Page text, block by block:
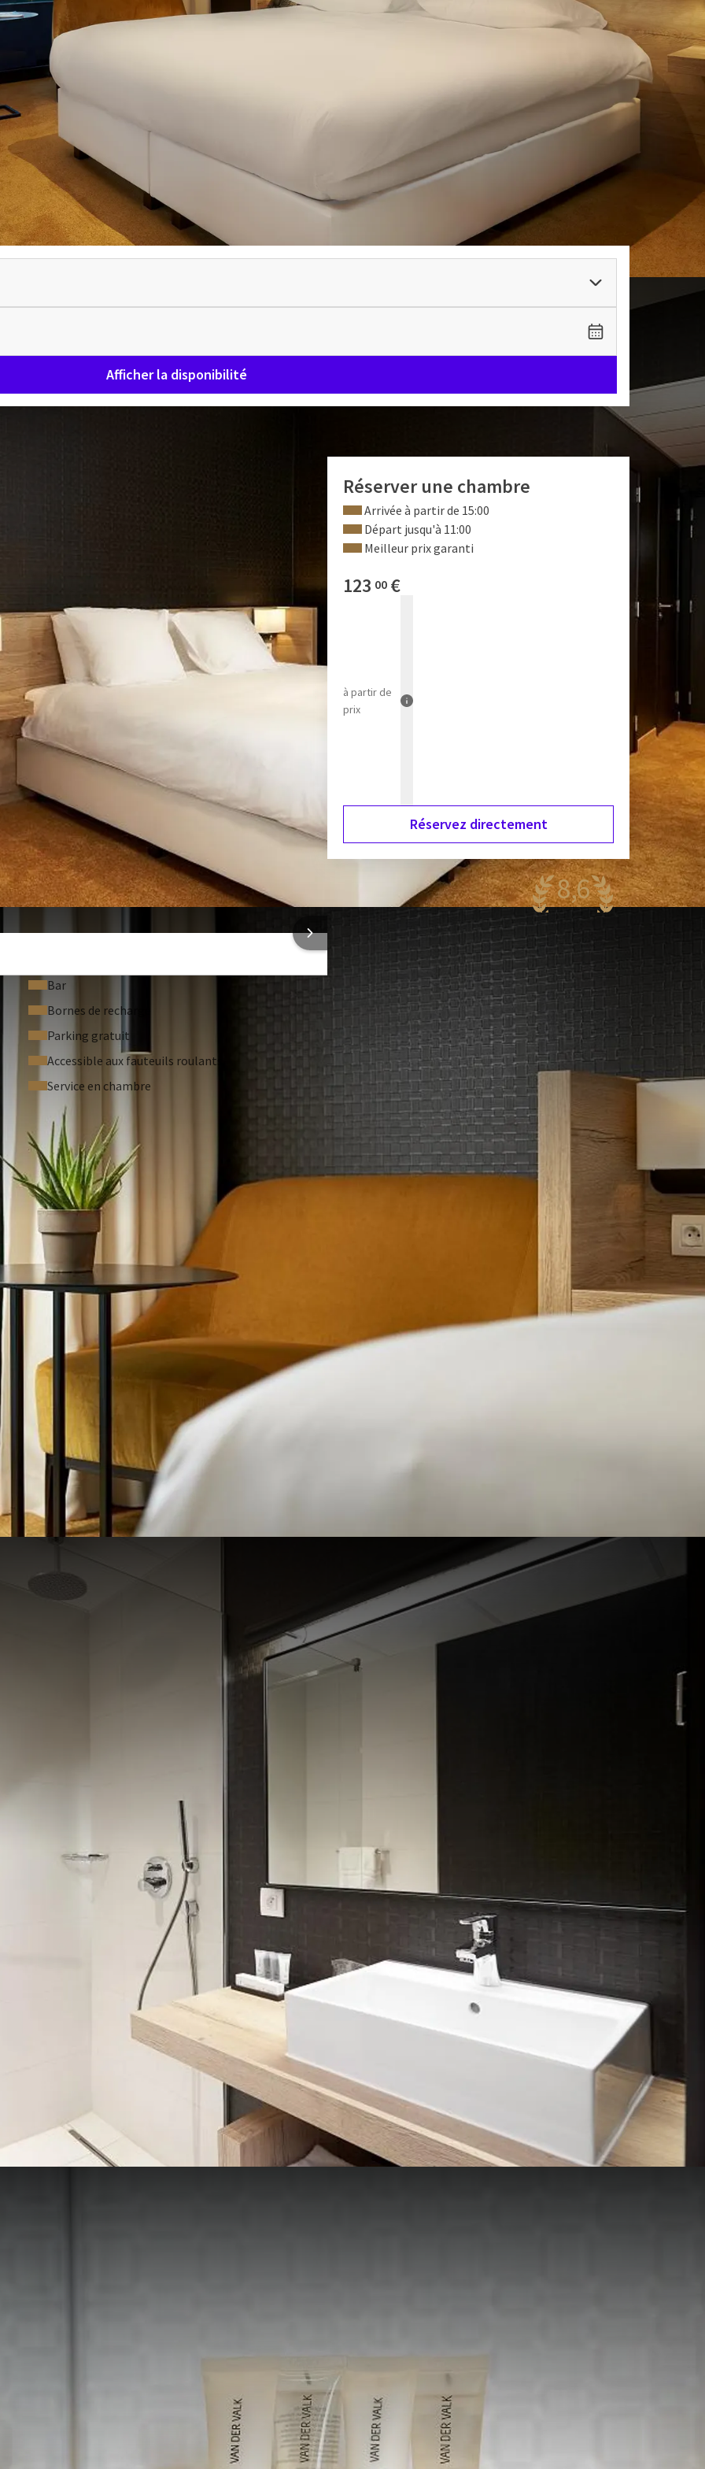
Afficher la disponibilité
douche à l'italienne. Les chambres sont toutes équipées
connexion Wi-Fi gratuite.
un supplément de 25€ / nuit.
de 25€ / adulte (10€ / enfants)
INSTALLATIONS
Averse de pluie
Articles de toilette
Télévision
Réfrigérateur
Réserver une chambre
Arrivée à partir de 15:00
Départ jusqu'à 11:00
Meilleur prix garanti
123 00 €
à partir de
prix
Réservez directement
8,6
Bar
Bornes de recharge
Parking gratuit
Accessible aux fauteuils roulants
Service en chambre